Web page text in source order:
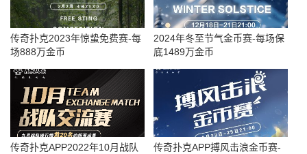
传奇扑克2023年惊蛰免费赛-每
场888万金币
2024年冬至节气金币赛-每场保
底1489万金币
传奇扑克APP2022年10月战队
传奇扑克APP搏风击浪金币赛-